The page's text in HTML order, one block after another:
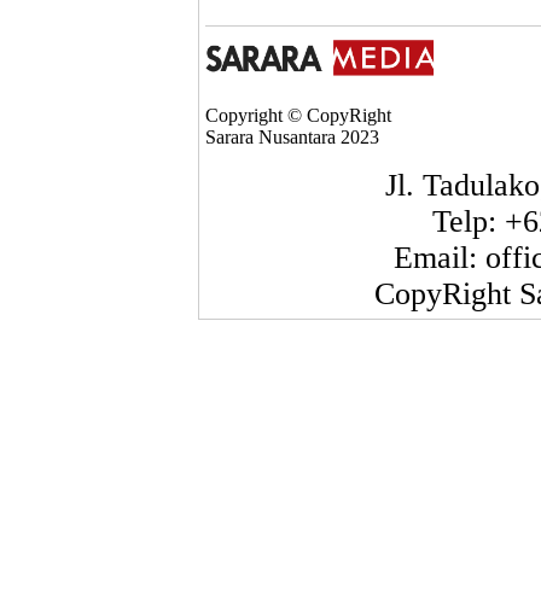
Copyright © CopyRight
Sarara Nusantara 2023
Jl.
Telp:
Email:
CopyRight